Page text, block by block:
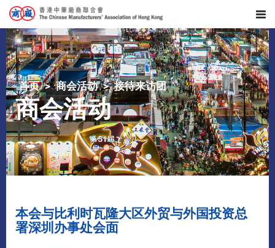
首页 商会活动 接待来访团
商会活动
本会与比利时瓦隆大区外贸与外国投资总
署深圳办事处会面